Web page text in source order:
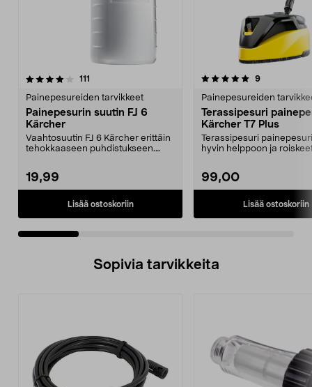
111
Painepesureiden tarvikkeet
Painepesurin suutin FJ 6
Kärcher
Vaahtosuutin FJ 6 Kärcher erittäin
tehokkaaseen puhdistukseen.
19,99
Lisää ostoskoriin
5.0 viidestä
9arvostelut
Painepesureiden
Terassipesuri
Kärcher T7 Plus
Terassipesuri
hyvin helppoon ja
99,00
Lisää ostoskoriin
4.5 viidestä
Sopivia tarvikkeita